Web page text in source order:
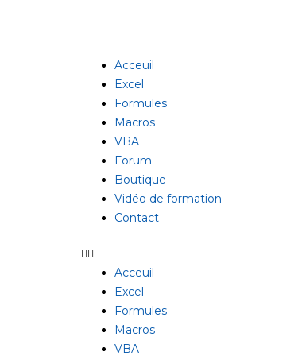
Acceuil
Excel
Formules
Macros
VBA
Forum
Boutique
Vidéo de formation
Contact
Acceuil
Excel
Formules
Macros
VBA